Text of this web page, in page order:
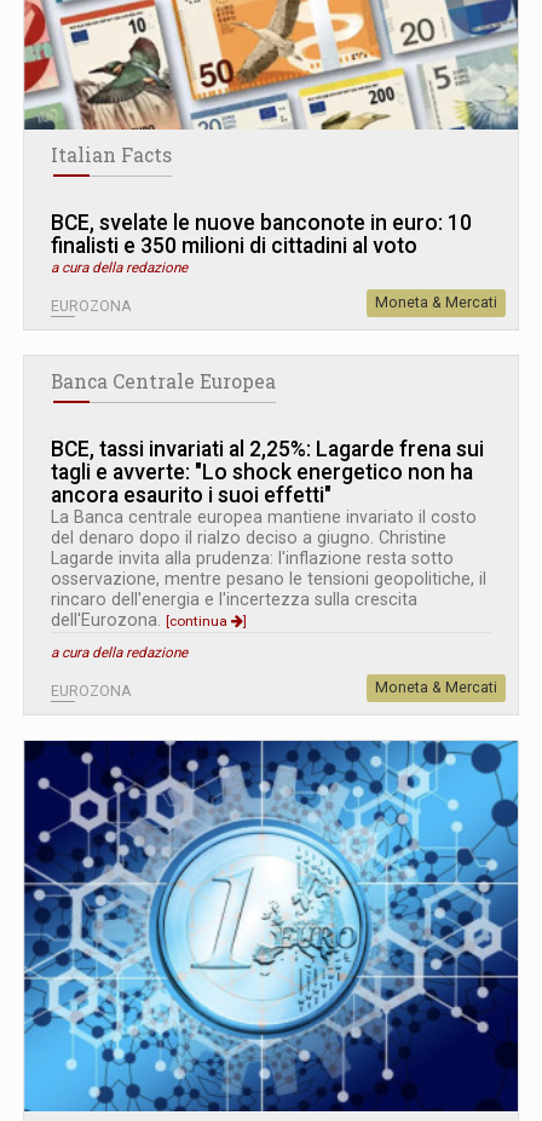
Italian Facts
BCE, svelate le nuove banconote in euro: 10
finalisti e 350 milioni di cittadini al voto
a cura della redazione
EUROZONA Moneta & Mercati
Banca Centrale Europea
BCE, tassi invariati al 2,25%: Lagarde frena sui
tagli e avverte: "Lo shock energetico non ha
ancora esaurito i suoi effetti"
La Banca centrale europea mantiene invariato il costo
del denaro dopo il rialzo deciso a giugno. Christine
Lagarde invita alla prudenza: l'inflazione resta sotto
osservazione, mentre pesano le tensioni geopolitiche, il
rincaro dell'energia e l'incertezza sulla crescita
dell'Eurozona. [continua
]
a cura della redazione
EUROZONA Moneta & Mercati